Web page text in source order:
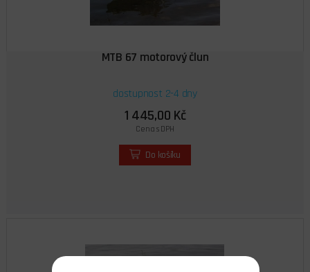
MTB 67 motorový člun
dostupnost 2-4 dny
1 445,00 Kč
Cena s DPH
Do košíku